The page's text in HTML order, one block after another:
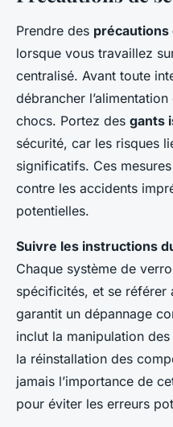
Prendre des précautions
lorsque vous travaillez
centralisé. Avant toute
débrancher
chocs. Portez des gants
sécurité, car les risques
significatifs. Ces
contre les accidents
potentielles.
Suivre les instructions
Chaque système de
spécificités, et se référer
garantit un dépannage
inclut la manipulation
la réinstallation des
jamais l’importance de
pour éviter les erreurs